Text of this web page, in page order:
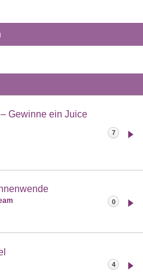
Gewinne ein Juice
7
0
4